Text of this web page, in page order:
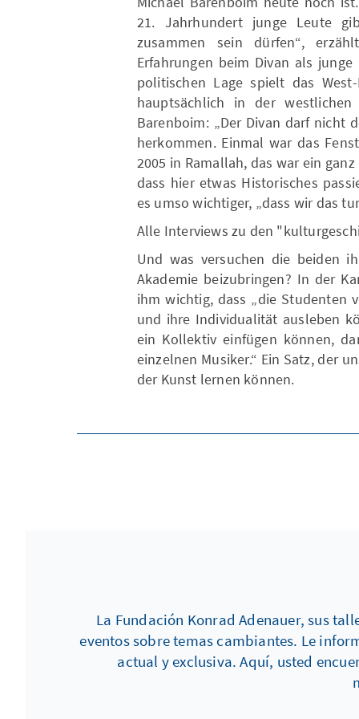
21. Jahrhundert junge Leute
zusammen sein dürfen“,
Erfahrungen beim Divan als
politischen Lage spielt das
hauptsächlich in der
Barenboim: „Der Divan darf nicht
herkommen. Einmal war das
2005 in Ramallah, das war ein
dass hier etwas Historisches
es umso wichtiger, „dass wir das
Alle Interviews zu den
Und was versuchen die beiden
Akademie beizubringen? In der
ihm wichtig, dass „die Studenten
und ihre Individualität ausleben
ein Kollektiv einfügen können,
einzelnen Musiker.“ Ein Satz, der
der Kunst lernen können.
La Fundación Konrad Adenauer, sus
eventos sobre temas cambiantes. Le
actual y exclusiva. Aquí, usted